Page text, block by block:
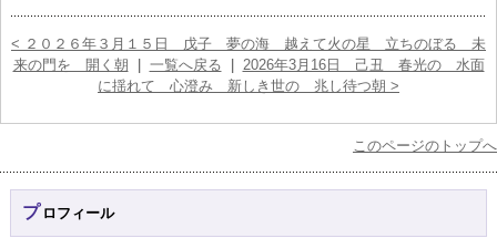
< ２０２６年３月１５日 戊子 夢の海 越えて火の星 立ちのぼる 未
来の門を 開く朝
一覧へ戻る
2026年3月16日 己丑 春光の 水面
に揺れて 心澄み 新しき世の 兆し待つ朝 >
このページのトップへ
プロフィール